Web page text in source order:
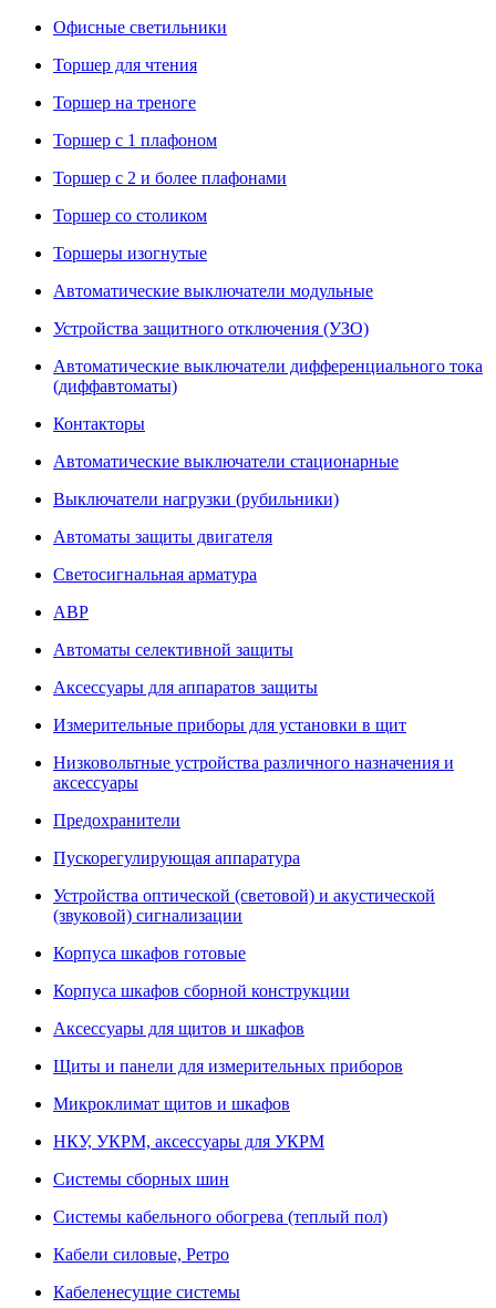
Офисные светильники
Торшер для чтения
Торшер на треноге
Торшер с 1 плафоном
Торшер с 2 и более плафонами
Торшер со столиком
Торшеры изогнутые
Автоматические выключатели модульные
Устройства защитного отключения (УЗО)
Автоматические выключатели дифференциального тока
(диффавтоматы)
Контакторы
Автоматические выключатели стационарные
Выключатели нагрузки (рубильники)
Автоматы защиты двигателя
Светосигнальная арматура
АВР
Автоматы селективной защиты
Аксессуары для аппаратов защиты
Измерительные приборы для установки в щит
Низковольтные устройства различного назначения и
аксессуары
Предохранители
Пускорегулирующая аппаратура
Устройства оптической (световой) и акустической
(звуковой) сигнализации
Корпуса шкафов готовые
Корпуса шкафов сборной конструкции
Аксессуары для щитов и шкафов
Щиты и панели для измерительных приборов
Микроклимат щитов и шкафов
НКУ, УКРМ, аксессуары для УКРМ
Системы сборных шин
Системы кабельного обогрева (теплый пол)
Кабели силовые, Ретро
Кабеленесущие системы